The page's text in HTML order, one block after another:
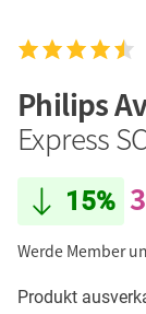
Philips
Express
15%
Werde Member
Produkt